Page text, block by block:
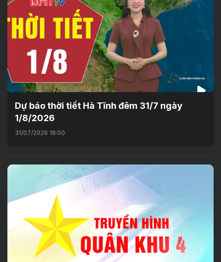
Dự báo thời tiết Hà Tĩnh đêm 31/7 ngày
1/8/2026
31/07/2026 18:00